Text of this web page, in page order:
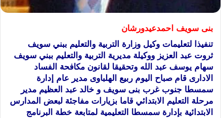
بنى سويف احمدعيدورشان
تنفيذا لتعليمات وكيل وزارة التربية والتعليم ببني سويف
ثروت عبد العزيز ووكيلة مديرية التربية والتعليم ببني سويف
سهام يوسف عبد الله وتحقيقا لقانون مكافحة الفساد
الادارى قام صباح اليوم ربيع الهلباوى مدير عام إدارة
سمسطا جنوب غرب بنى سويف و خالد عبد العظيم مدير
مرحلة التعليم الابتدائي قاما بزيارات مفاجئة لبعض المدارس
الابتدائية بإدارة سمسطا التعليمية لمتابعة خطة البرنامج